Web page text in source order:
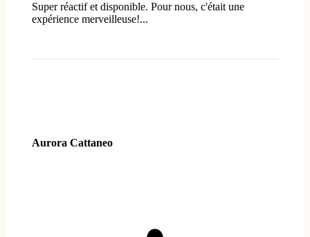
Super réactif et disponible. Pour nous, c'était une
expérience merveilleuse!...
Aurora Cattaneo